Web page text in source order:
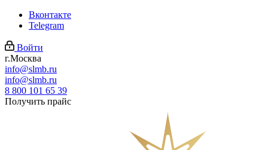
Вконтакте
Telegram
Войти
г.Москва
info@slmb.ru
info@slmb.ru
8 800 101 65 39
Получить прайс